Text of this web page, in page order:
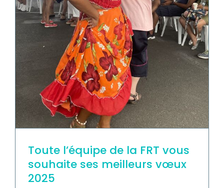
Toute l’équipe de la FRT vous
souhaite ses meilleurs vœux
2025